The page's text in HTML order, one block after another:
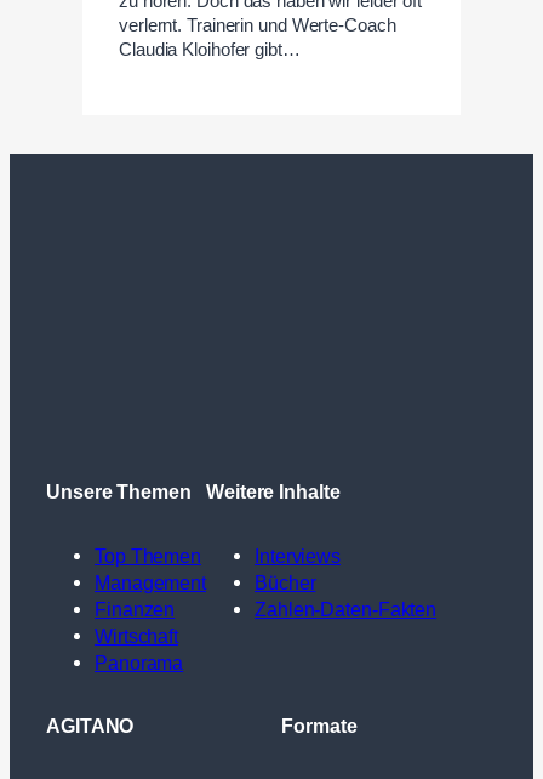
verlernt. Trainerin und Werte-Coach
Claudia Kloihofer gibt…
Unsere Themen
Top Themen
Management
Finanzen
Wirtschaft
Panorama
Weitere Inhalte
Interviews
Bücher
Zahlen-Daten-Fakten
AGITANO Formate